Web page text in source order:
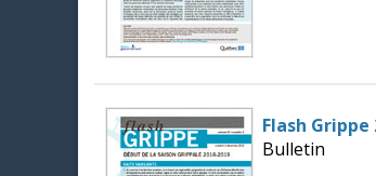
Flash Grippe
Bulletin